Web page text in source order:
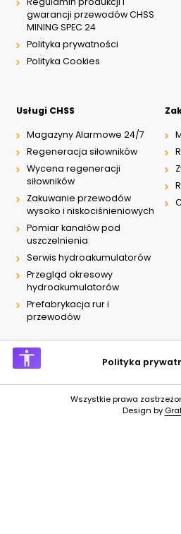
gwarancji przewodów CHSS
MINING SPEC 24
Polityka prywatności
Polityka Cookies
Usługi CHSS
Magazyny Alarmowe 24/7
Regeneracja siłowników
Wycena regeneracji
siłowników
Zakuwanie przewodów
wysoko i niskociśnieniowych
Pomiar kanałów pod
uszczelnienia
Serwis hydroakumulatorów
Przegląd okresowy
hydroakumulatorów
Prefabrykacja rur i
przewodów
Polityka
Wszystkie prawa
Design by